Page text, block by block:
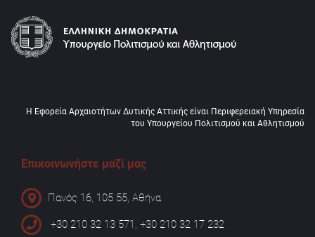
Η Εφορεία Αρχαιοτήτων Δυτικής Αττικής είναι Περιφερειακή Υπηρεσία
του Υπουργείου Πολιτισμού και Αθλητισμού
Επικοινωνήστε μαζί μας
Πανός 16, 105 55, Αθήνα
+30 210 32 13 571, +30 210 32 17 232